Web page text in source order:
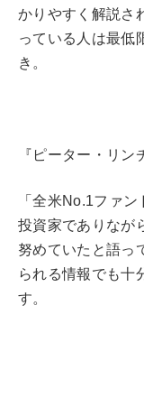
かりやすく解説さ
っている人は最低
き。
『ピーター・リン
「全米No.1ファ
投資家でありなが
努めていたと語っ
られる情報でも十
す。